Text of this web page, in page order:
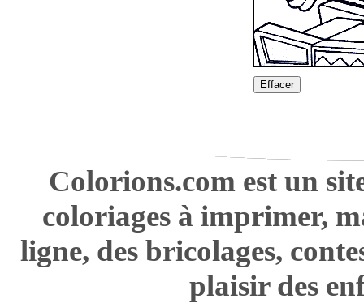
Effacer
Colorions.com est un
coloriages à imprimer,
ligne, des bricolages,
plaisir des